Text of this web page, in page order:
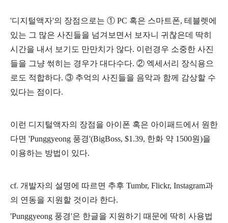
'디지털액자'의 장점으로는 ① PC 혹은 스마트폰, 테블렛에
있는 그 많은 사진들을 넘겨보면서 보자니 귀찮은데 딱히
시간을 내서 보기도 만만치가 않다. 이런경우 소중한 사진
들을 그냥 썪히는 경우가 대다수다. ② 엑세서리 장식용으
로도 적합하다. ③ 추억의 사진들을 음악과 함께 감상할 수
있다는 점이다.
이런 디지털액자의 장점을 아이폰 혹은 아이패드에서 원한
다면 'Punggyeong 풍경'(BigBoss, $1.39, 한화 약 1500원)을
이용하는 방법이 있다.
cf. 개발자의 설명에 따르면 추후 Tumbr, Flickr, Instagram과
의 연동을 지원할 것이라 한다.
'Punggyeong 풍경'은 한글을 지원하기 때문에 딱히 사용법